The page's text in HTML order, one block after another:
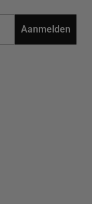
Aanmelden